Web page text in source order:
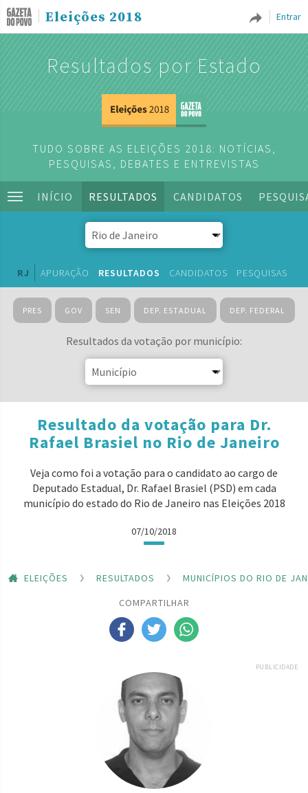
Entrar
Eleições 2018
Resultados por Estado
TUDO SOBRE AS ELEIÇÕES 2018: NOTÍCIAS,
PESQUISAS, DEBATES E ENTREVISTAS
INÍCIO RESULTADOS CANDIDATOS
RJ APURAÇÃO RESULTADOS CANDIDATOS PESQUISAS
PRES GOV SEN DEP. ESTADUAL DEP. FEDERAL
Resultados da votação por município:
Resultado da votação para Dr.
Rafael Brasiel no Rio de Janeiro
Veja como foi a votação para o candidato ao cargo de
Deputado Estadual, Dr. Rafael Brasiel (PSD) em cada
município do estado do Rio de Janeiro nas Eleições 2018
07/10/2018
ELEIÇÕES RESULTADOS
MUNICÍPIOS DO RIO DE
COMPARTILHAR
PUBLICIDADE